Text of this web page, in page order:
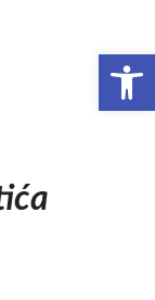
Open toolbar